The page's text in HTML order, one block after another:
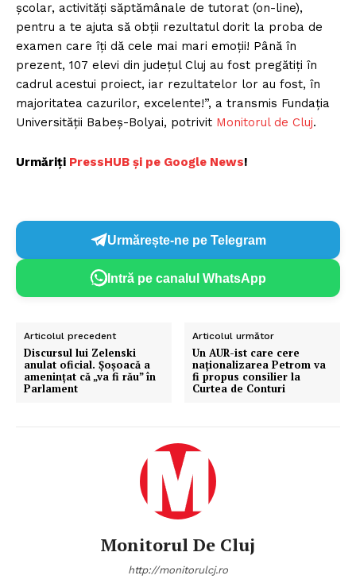
școlar, activități săptămânale de tutorat (on-line),
pentru a te ajuta să obții rezultatul dorit la proba de
examen care îți dă cele mai mari emoții! Până în
prezent, 107 elevi din județul Cluj au fost pregătiți în
cadrul acestui proiect, iar rezultatelor lor au fost, în
majoritatea cazurilor, excelente!”, a transmis Fundația
Universității Babeș-Bolyai, potrivit Monitorul de Cluj.
Urmăriți PressHUB și pe Google News!
Urmărește-ne pe Telegram
Intră pe canalul WhatsApp
Articolul precedent
Discursul lui Zelenski
anulat oficial. Șoșoacă a
amenințat că „va fi rău” în
Parlament
Articolul următor
Un AUR-ist care cere
naționalizarea Petrom va
fi propus consilier la
Curtea de Conturi
Monitorul De Cluj
http://monitorulcj.ro